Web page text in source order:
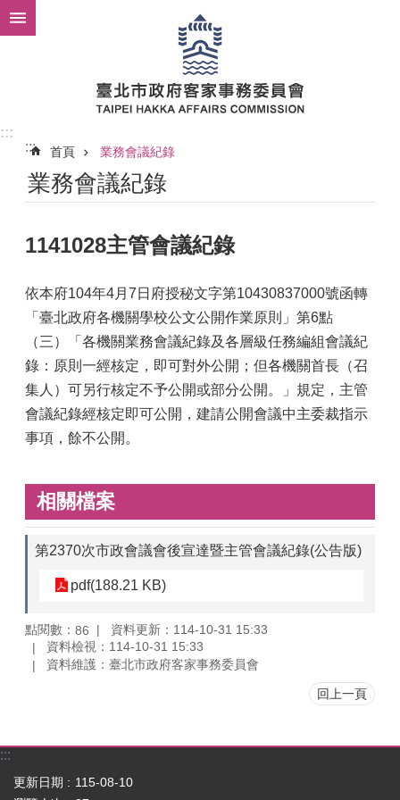
跳到主要內容區塊
:::
:::
首頁 業務會議紀錄
業務會議紀錄
1141028主管會議紀錄
依本府104年4月7日府授秘文字第10430837000號函轉
「臺北政府各機關學校公文公開作業原則」第6點
（三）「各機關業務會議紀錄及各層級任務編組會議紀
錄：原則一經核定，即可對外公開；但各機關首長（召
集人）可另行核定不予公開或部分公開。」規定，主管
會議紀錄經核定即可公開，建請公開會議中主委裁指示
事項，餘不公開。
相關檔案
第2370次市政會議會後宣達暨主管會議紀錄(公告版)
pdf(188.21 KB)
點閱數： 86
資料更新：114-10-31 15:33
資料檢視：114-10-31 15:33
資料維護：臺北市政府客家事務委員會
回上一頁
:::
更新日期
115-08-10